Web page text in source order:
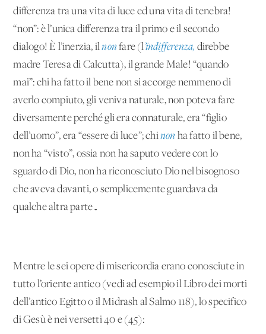
differenza tra una vita di luce ed una vita di tenebra!
“non”: è l’unica differenza tra il primo e il secondo
dialogo! È l’inerzia, ilnon fare (l’indifferenza, direbbe
madre Teresa di Calcutta), il grande Male! “quando
mai”: chi ha fatto il bene non si accorge nemmeno di
averlo compiuto, gli veniva naturale, non poteva fare
diversamente perché gli era connaturale, era “figlio
dell’uomo”, era “essere di luce”; chinon ha fatto il bene,
non ha “visto”, ossia non ha saputo vedere con lo
sguardo di Dio, non ha riconosciuto Dio nel bisognoso
che aveva davanti, o semplicemente guardava da
qualche altra parte…
Mentre le sei opere di misericordia erano conosciute in
tutto l’oriente antico (vedi ad esempio il Libro dei morti
dell’antico Egitto o il Midrash al Salmo 118), lo specifico
di Gesù è nei versetti 40 e (45):